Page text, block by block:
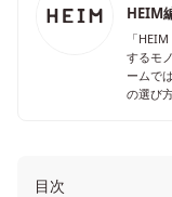
HEIM
「
するモ
ームで
の選び
目次